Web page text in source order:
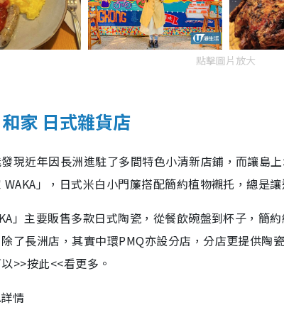
點擊圖片放大
家 日式雜貨店
現近年因長洲進駐了多間特色小清新店鋪，而讓島
WAKA」，日式米白小門簾搭配簡約植物襯托，總是
」主要販售多款日式陶瓷，從餐飲碗盤到杯子，簡
了長洲店，其實中環PMQ亦設分店，分店更提供陶
>>按此<<看更多。
情